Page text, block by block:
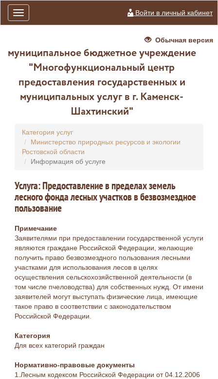
Toggle
navigation
Войти в личный кабинет
Обычная версия
муниципальное бюджетное учреждение
"Многофункциональный центр
предоставления государственных и
муниципальных услуг в г. Каменск-
Шахтинский"
Категория услуг
Министерство природных ресурсов и экологии
Ростовской области
Информация об услуге
Услуга: Предоставление в пределах земель
лесного фонда лесных участков в безвозмездное
пользование
Примечание
Заявителями при предоставлении государственной услуги
являются граждане Российской Федерации, желающие
получить право безвозмездного пользования лесными
участками для использования лесов в целях
осуществления сельскохозяйственной деятельности (в
том числе пчеловодства) для собственных нужд. От имени
заявителей могут выступать физические лица, имеющие
такое право в соответствии с законодательством
Российской Федерации.
Категория
Для всех категорий граждан
Нормативно-правовые документы
1.Лесным кодексом Российской Федерации от 04.12.2006